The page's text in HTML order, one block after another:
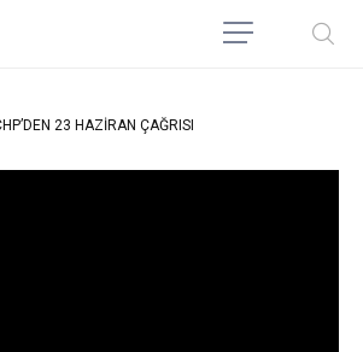
23 HAZİRAN ÇAĞRISI